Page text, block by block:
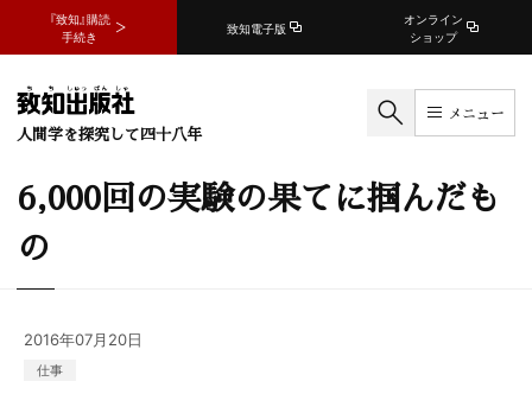
『致知』購読
手続き
致知電子版
オンライン
ショップ
人間学を探究して四十八年
メニュー
6,000回の実験の果てに掴んだも
の
2016年07月20日
仕事